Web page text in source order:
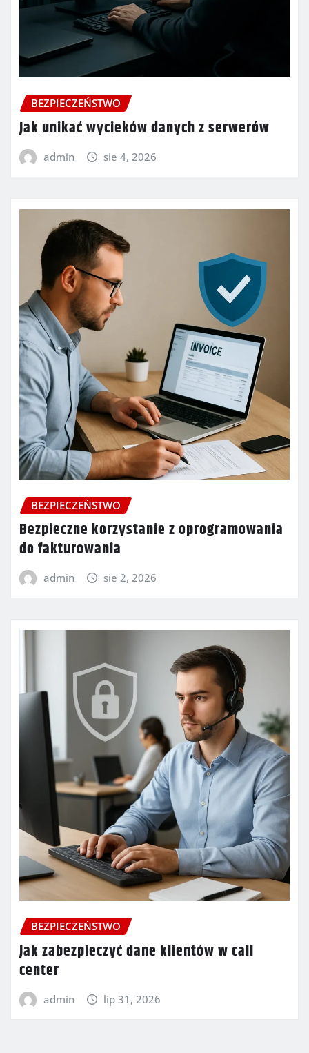
BEZPIECZEŃSTWO
Jak unikać wycieków danych z serwerów
admin sie 4, 2026
BEZPIECZEŃSTWO
Bezpieczne korzystanie z oprogramowania
do fakturowania
admin sie 2, 2026
BEZPIECZEŃSTWO
Jak zabezpieczyć dane klientów w call
center
admin lip 31, 2026